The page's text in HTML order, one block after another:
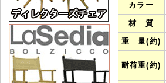
カラー
材 質
重 量(約)
耐荷重(約)